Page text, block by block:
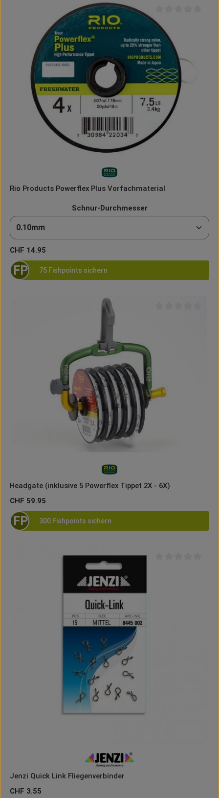
Durchschnittliche
Rio Products Powerflex Plus Vorfachmaterial
Schnur-Durchmesserauswählen
Regulärer Preis:
CHF 14.95
FP 75 Fishpoints sichern
Headgate (inklusive 5 Powerflex Tippet 2X - 6X)
Regulärer Preis:
CHF 59.95
FP 300 Fishpoints sichern
Jenzi Quick Link Fliegenverbinder
Regulärer Preis:
CHF 3.55